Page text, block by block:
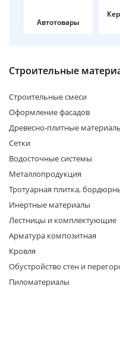
Автотовары
Строительные
Строительные смеси
Оформление фасадов
Древесно-плитные
Сетки
Водосточные системы
Металлопродукция
Тротуарная плитка,
Инертные материалы
Лестницы и комплектующие
Арматура композитная
Кровля
Обустройство стен и
Пиломатериалы